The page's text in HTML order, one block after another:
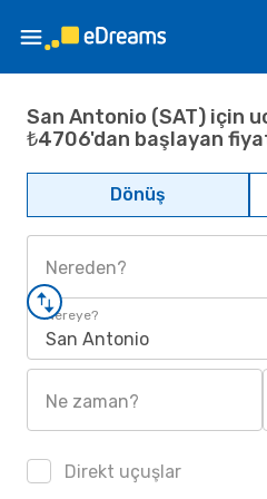
San Antonio (SAT) için
₺4706'dan başlayan
Dönüş
Nereden?
Nereye?
San Antonio
Ne zaman?
Direkt uçuşlar